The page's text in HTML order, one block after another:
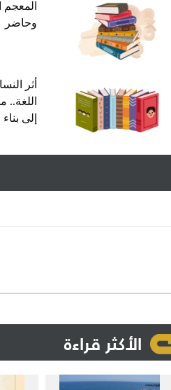
المعجم
وحاضر
أثر
اللغة..
إلى
الأكثر قراءة